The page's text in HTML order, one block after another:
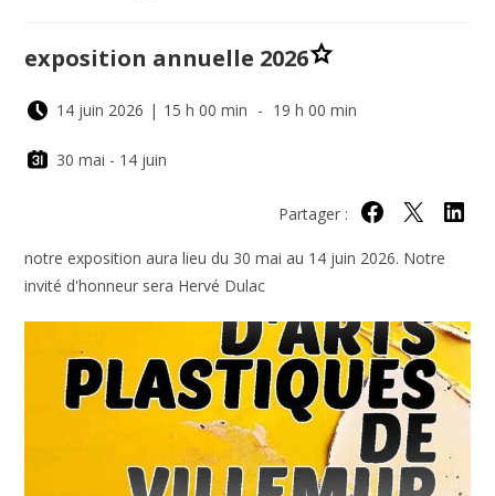
exposition annuelle 2026
14 juin 2026 | 15 h 00 min - 19 h 00 min
30 mai - 14 juin
Partager : Partager sur
Partager sur
notre exposition aura lieu du 30 mai au 14 juin 2026. Notre
invité d'honneur sera Hervé Dulac